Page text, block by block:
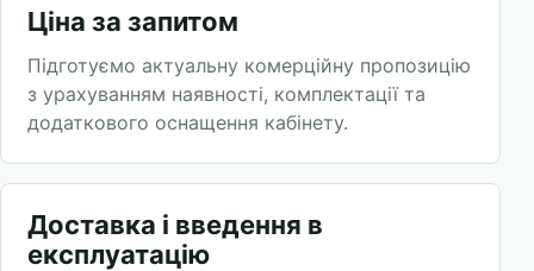
Ціна за запитом
Підготуємо актуальну комерційну пропозицію
з урахуванням наявності, комплектації та
додаткового оснащення кабінету.
Доставка і введення в
експлуатацію